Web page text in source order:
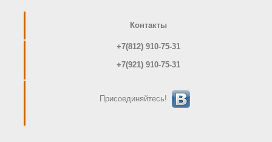
Контакты
+7(812) 910-75-31
+7(921) 910-75-31
Присоединяйтесь!